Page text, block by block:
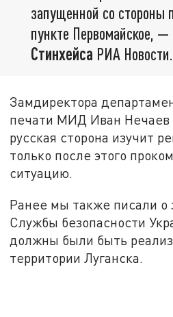
запущенной со стороны
пункте Первомайское, —
Стинхейса РИА Новости.
Замдиректора
печати МИД Иван Нечаев
русская сторона изучит
только после этого
ситуацию.
Ранее мы также писали о
Службы безопасности
должны были быть
территории Луганска.